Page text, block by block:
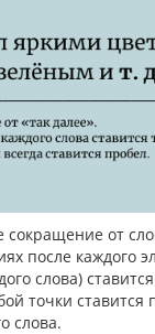
от
после каждого
слова)
точки ставится
слова.